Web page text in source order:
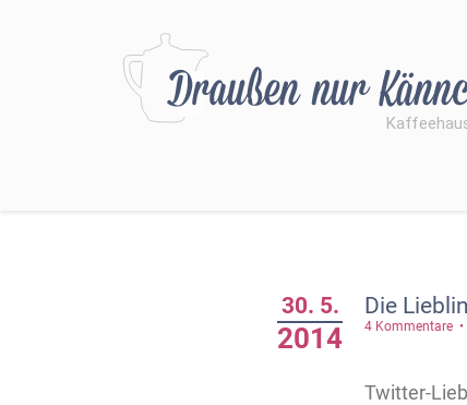
Die
30. 5.
2014 4 Kommentare
Twitter-